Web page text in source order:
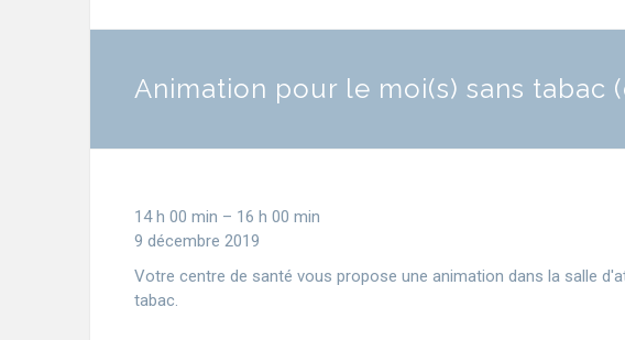
Animation pour le moi(s) sans tabac
14 h 00 min – 16 h 00 min
9 décembre 2019
Votre centre de santé vous propose une animation dans la salle
tabac.